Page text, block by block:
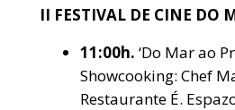
II FESTIVAL DE CINE DO
11:00h. ‘Do Mar ao
Showcooking: Chef
Restaurante É.